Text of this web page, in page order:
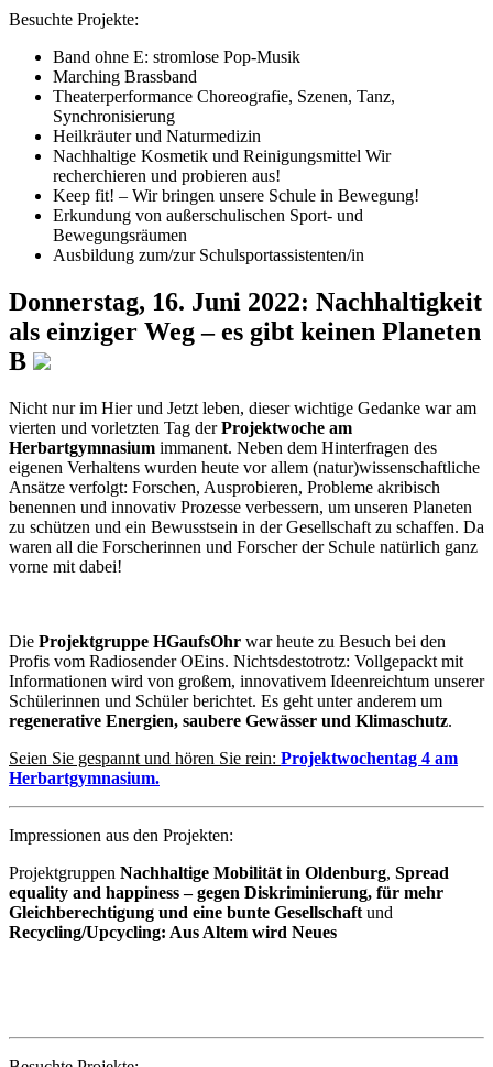
Besuchte Projekte:
Band ohne E: stromlose Pop-Musik
Marching Brassband
Theaterperformance Choreografie, Szenen, Tanz,
Synchronisierung
Heilkräuter und Naturmedizin
Nachhaltige Kosmetik und Reinigungsmittel Wir
recherchieren und probieren aus!
Keep fit! – Wir bringen unsere Schule in Bewegung!
Erkundung von außerschulischen Sport- und
Bewegungsräumen
Ausbildung zum/zur Schulsportassistenten/in
Donnerstag, 16. Juni 2022: Nachhaltigkeit
als einziger Weg – es gibt keinen Planeten
B
Nicht nur im Hier und Jetzt leben, dieser wichtige Gedanke war am
vierten und vorletzten Tag derProjektwoche am
Herbartgymnasium immanent. Neben dem Hinterfragen des
eigenen Verhaltens wurden heute vor allem (natur)wissenschaftliche
Ansätze verfolgt: Forschen, Ausprobieren, Probleme akribisch
benennen und innovativ Prozesse verbessern, um unseren Planeten
zu schützen und ein Bewusstsein in der Gesellschaft zu schaffen. Da
waren all die Forscherinnen und Forscher der Schule natürlich ganz
vorne mit dabei!
Die Projektgruppe HGaufsOhr war heute zu Besuch bei den
Profis vom Radiosender OEins. Nichtsdestotrotz: Vollgepackt mit
Informationen wird von großem, innovativem Ideenreichtum unserer
Schülerinnen und Schüler berichtet. Es geht unter anderem um
regenerative Energien, saubere Gewässer und Klimaschutz.
Seien Sie gespannt und hören Sie rein: Projektwochentag 4 am
Herbartgymnasium.
Impressionen aus den Projekten:
Projektgruppen Nachhaltige Mobilität in Oldenburg, Spread
equality and happiness – gegen Diskriminierung, für mehr
Gleichberechtigung und eine bunte Gesellschaft und
Recycling/Upcycling: Aus Altem wird Neues